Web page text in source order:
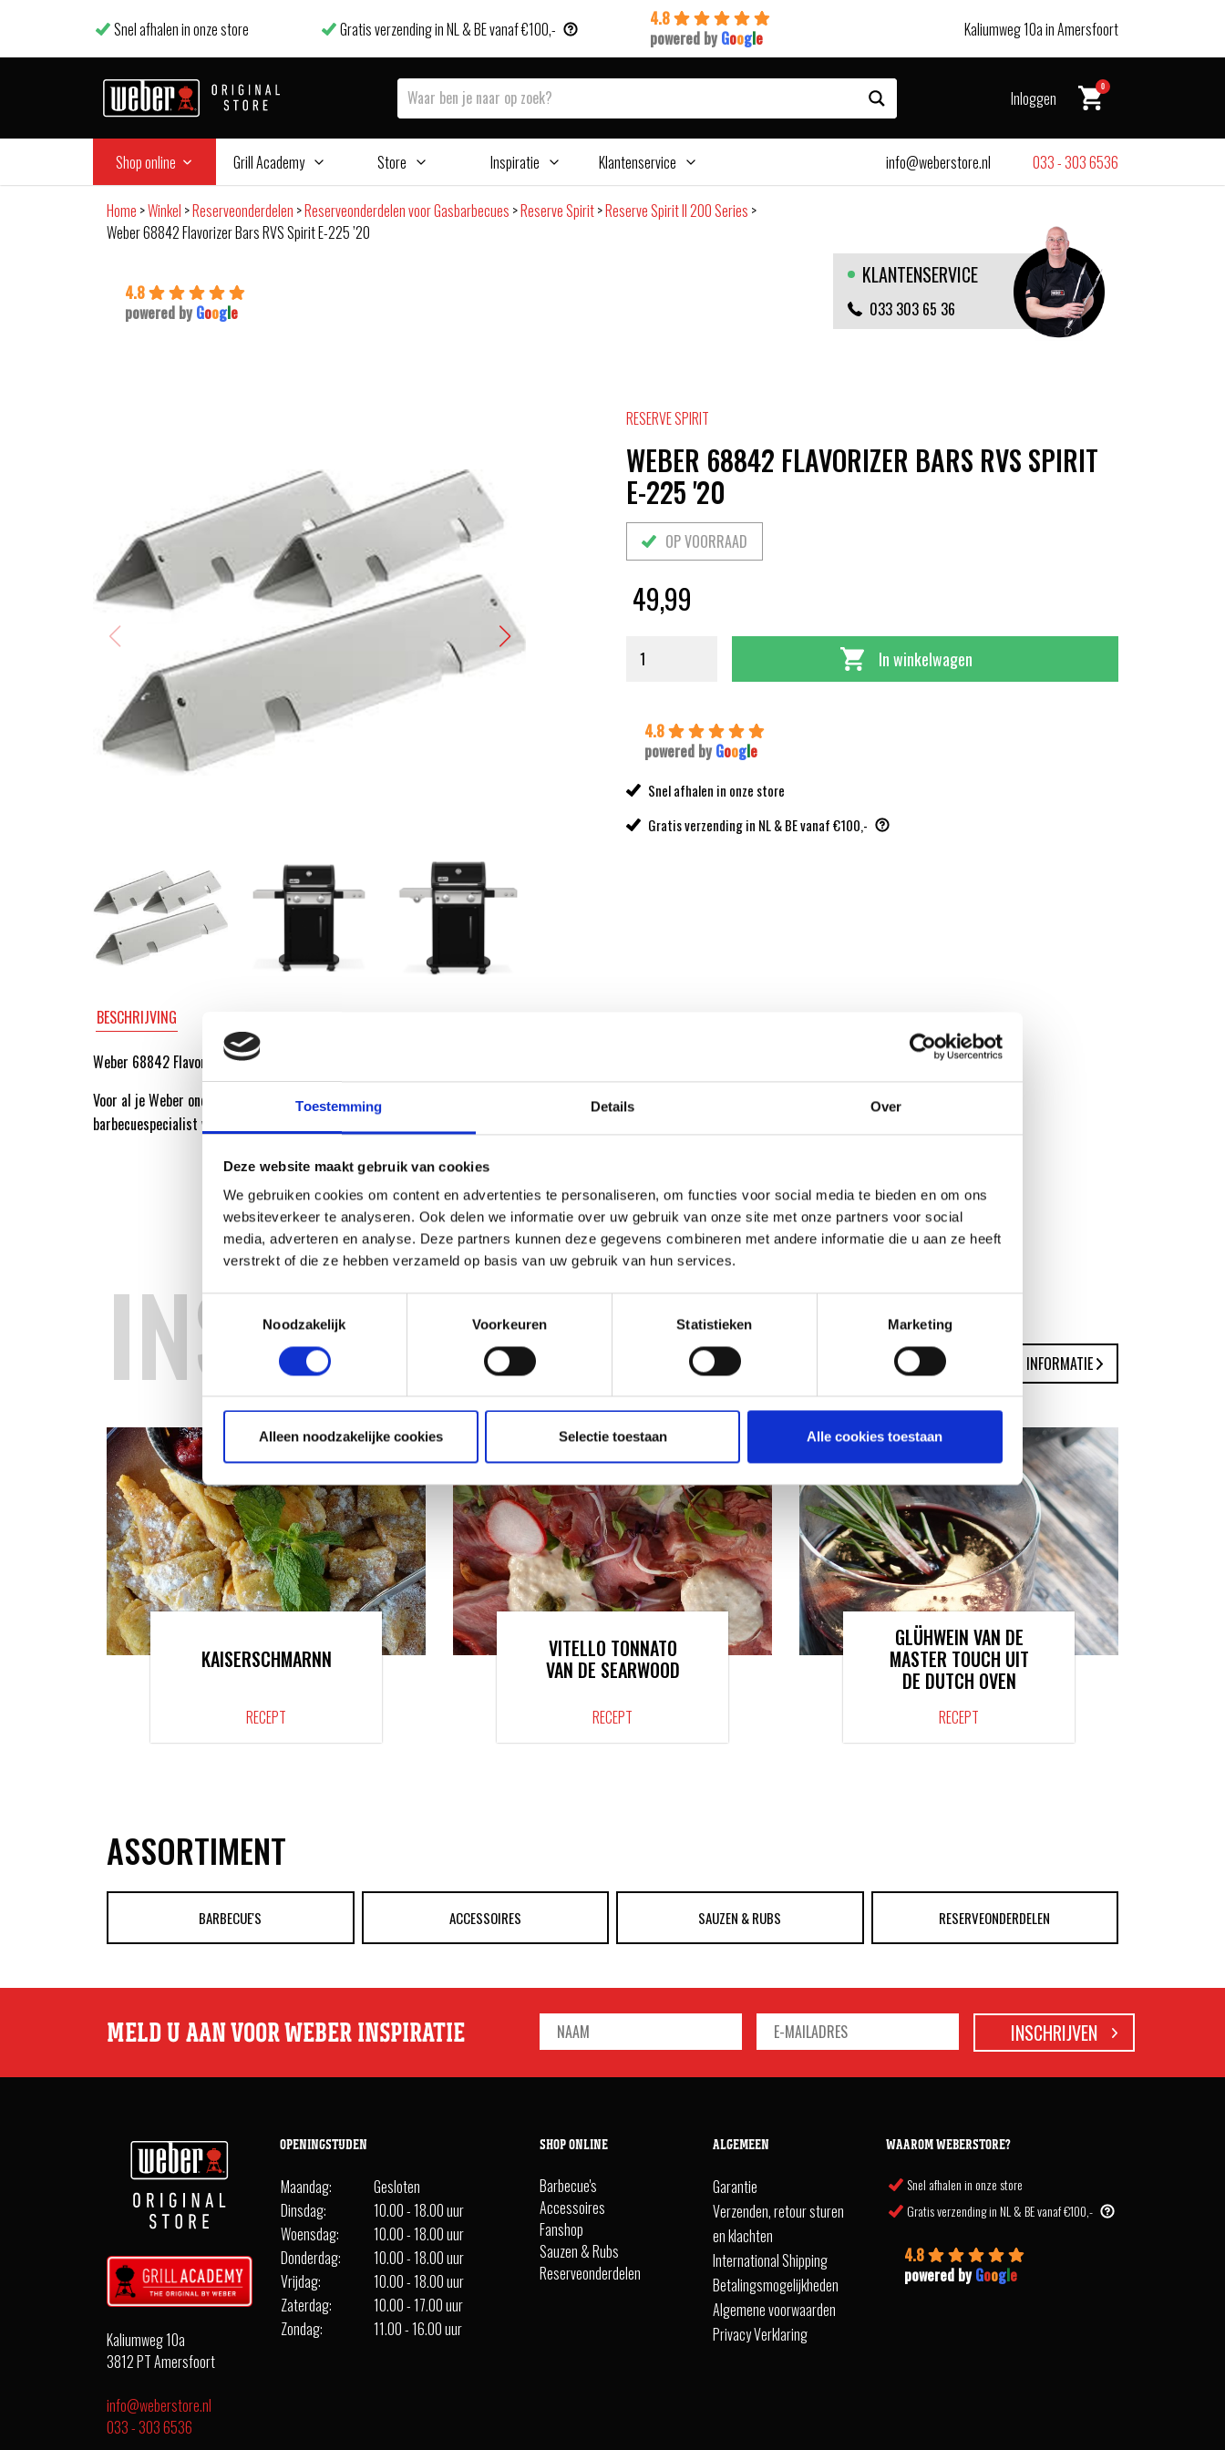
Toestemming Details Over
Deze website maakt gebruik van cookies
We gebruiken cookies om content en advertenties te personaliseren, om functies voor social media te bieden en om ons
websiteverkeer te analyseren. Ook delen we informatie over uw gebruik van onze site met onze partners voor social
media, adverteren en analyse. Deze partners kunnen deze gegevens combineren met andere informatie die u aan ze heeft
verstrekt of die ze hebben verzameld op basis van uw gebruik van hun services.
Toestemmingsselectie
Noodzakelijk
Voorkeuren Statistieken Marketing
Alleen noodzakelijke cookies Selectie toestaan Alle cookies toestaan
Snel afhalen in onze store Gratis verzending in NL & BE vanaf €100,-
4.8
powered by Google Kaliumweg 10a in Amersfoort
Inloggen
0
Shop online Grill Academy Store Inspiratie Klantenservice info@weberstore.nl 033 - 303 6536
Home >Winkel >Reserveonderdelen >Reserveonderdelen voor Gasbarbecues >Reserve Spirit>Reserve Spirit II 200 Series >
Weber 68842 Flavorizer Bars RVS Spirit E-225 ’20
4.8
powered by Google
KLANTENSERVICE
033 303 65 36
BESCHRIJVING
Weber 68842 Flavorizer bars RVS Spirit E-225 ’20.
Voor al je Weber onderdelen ga je naar de Weber Original Store. De Weber
barbecuespecialist van Nederland.
RESERVE SPIRIT
WEBER 68842 FLAVORIZER BARS RVS SPIRIT
E-225 '20
OP VOORRAAD
49,99
In winkelwagen
4.8
powered by Google
Snel afhalen in onze store
Gratis verzending in NL & BE vanaf €100,-
INSPIRATIE
RECEPTEN EN TIPS
VAN ONZE GRILL MASTERS
MEER INFORMATIE
KAISERSCHMARNN
RECEPT
VITELLO TONNATO
VAN DE SEARWOOD
RECEPT
GLÜHWEIN VAN DE
MASTER TOUCH UIT
DE DUTCH OVEN
RECEPT
ASSORTIMENT
BARBECUE'S ACCESSOIRES SAUZEN & RUBS RESERVEONDERDELEN
MELD U AAN VOOR WEBER INSPIRATIE
Kaliumweg 10a
3812 PT Amersfoort
info@weberstore.nl
033 - 303 6536
OPENINGSTIJDEN
Maandag:
Gesloten
Dinsdag:
10.00 - 18.00 uur
Woensdag:
10.00 - 18.00 uur
Donderdag:
10.00 - 18.00 uur
Vrijdag:
10.00 - 18.00 uur
Zaterdag:
10.00 - 17.00 uur
Zondag:
11.00 - 16.00 uur
SHOP ONLINE
Barbecue's
Accessoires
Fanshop
Sauzen & Rubs
Reserveonderdelen
ALGEMEEN
Garantie
Verzenden, retour sturen
en klachten
International Shipping
Betalingsmogelijkheden
Algemene voorwaarden
Privacy Verklaring
WAAROM WEBERSTORE?
Snel afhalen in onze store
Gratis verzending in NL & BE vanaf €100,-
4.8
powered byGoogle